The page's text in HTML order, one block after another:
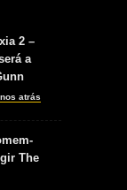
2 –
a
atrás
The